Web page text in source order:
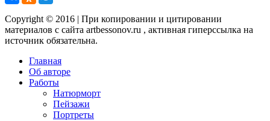
Copyright © 2016 | При копировании и цитировании
материалов с сайта artbessonov.ru , активная гиперссылка на
источник обязательна.
Главная
Об авторе
Работы
Натюрморт
Пейзажи
Портреты